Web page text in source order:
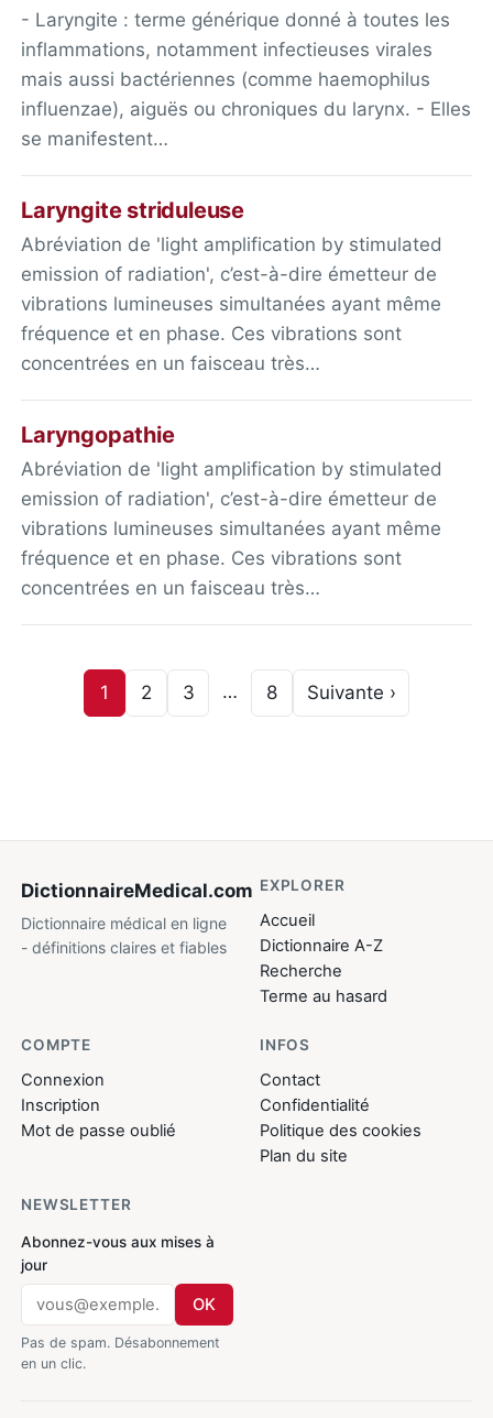
- Laryngite : terme générique donné à toutes les
inflammations, notamment infectieuses virales
mais aussi bactériennes (comme haemophilus
influenzae), aiguës ou chroniques du larynx. - Elles
se manifestent…
Laryngite striduleuse
Abréviation de 'light amplification by stimulated
emission of radiation', c’est-à-dire émetteur de
vibrations lumineuses simultanées ayant même
fréquence et en phase. Ces vibrations sont
concentrées en un faisceau très…
Laryngopathie
Abréviation de 'light amplification by stimulated
emission of radiation', c’est-à-dire émetteur de
vibrations lumineuses simultanées ayant même
fréquence et en phase. Ces vibrations sont
concentrées en un faisceau très…
1 2 3 … 8 Suivante ›
DictionnaireMedical.com
Dictionnaire médical en ligne
- définitions claires et fiables
EXPLORER
Accueil
Dictionnaire A-Z
Recherche
Terme au hasard
COMPTE
Connexion
Inscription
Mot de passe oublié
INFOS
Contact
Confidentialité
Politique des cookies
Plan du site
NEWSLETTER
Abonnez-vous aux mises à
jour
OK
Pas de spam. Désabonnement
en un clic.